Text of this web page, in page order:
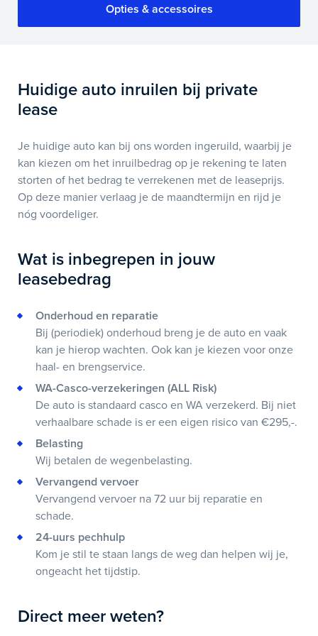
Kies voor het gemak van een
flexibele looptijd
Wij vragen dan een eenmalige aanbetaling van het basis
maandtermijn om jouw leasebedrag zo laag mogelijk te
moment jouw leasecontact op te zeggen. Geef in het
opmerkingen veld van de aanvraag aan als je interesse
hebt in de mogelijkheid om na 12 maanden op te
zeggen. Maar lekker doorrijden mag natuurlijk ook! Dat
is pas flexibel!
Opties & accessoires
Huidige auto inruilen bij private
lease
Je huidige auto kan bij ons worden ingeruild, waarbij je
kan kiezen om het inruilbedrag op je rekening te laten
storten of het bedrag te verrekenen met de leaseprijs.
Op deze manier verlaag je de maandtermijn en rijd je
nóg voordeliger.
Wat is inbegrepen in jouw
leasebedrag
Onderhoud en reparatie
Bij (periodiek) onderhoud breng je de auto en vaak
kan je hierop wachten. Ook kan je kiezen voor onze
haal- en brengservice.
WA-Casco-verzekeringen (ALL Risk)
De auto is standaard casco en WA verzekerd. Bij niet
verhaalbare schade is er een eigen risico van €295,-.
Belasting
Wij betalen de wegenbelasting.
Vervangend vervoer
Vervangend vervoer na 72 uur bij reparatie en
schade.
24-uurs pechhulp
Kom je stil te staan langs de weg dan helpen wij je,
ongeacht het tijdstip.
Direct meer weten?